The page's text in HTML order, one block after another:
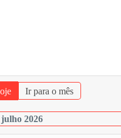
Ir para o mês
2026